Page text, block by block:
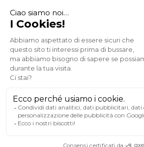
Pagamento sicuro
A PROPOSITO DI MILIBOO
AIUTO & CONTATTO